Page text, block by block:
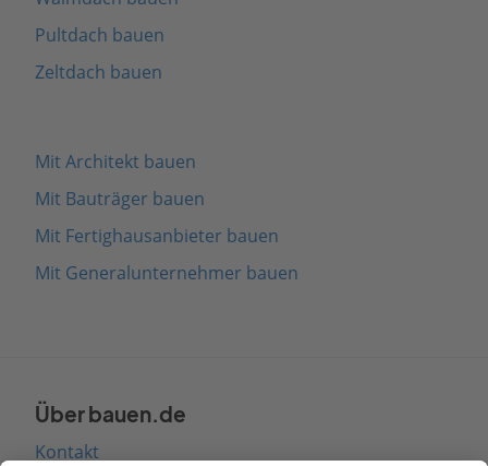
Pultdach bauen
Zeltdach bauen
Mit Architekt bauen
Mit Bauträger bauen
Mit Fertighausanbieter bauen
Mit Generalunternehmer bauen
Über bauen.de
Kontakt